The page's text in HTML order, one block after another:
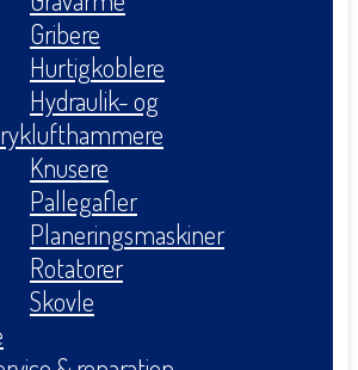
Gribere
Hurtigkoblere
Hydraulik- og
Knusere
Pallegafler
Planeringsmaskiner
Rotatorer
Skovle